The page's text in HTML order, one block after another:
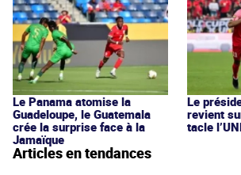
Le Panama atomise la
Guadeloupe, le Guatemala
crée la surprise face à la
Jamaïque
Le
revient
tacle
Articles en tendances